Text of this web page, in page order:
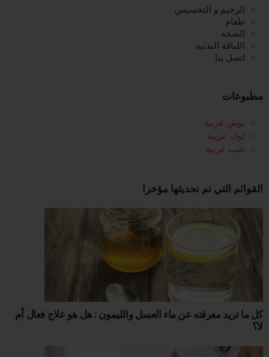
الرجيم و التخسيس
طعام
الصحة
اللياقه البدنيه
اتصل بنا
مطبوعات
بوش عربية
لوك عربية
شب عربية
القوائم التي تم تحديثها مؤخرا
كل ما تريد معرفته عن ماء العسل والليمون : هل هو علاج فعال أم
لا؟